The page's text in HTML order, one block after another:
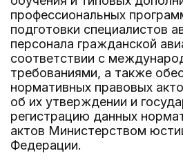
профессиональных
подготовки специалистов
персонала гражданской
соответствии с
требованиями, а также
нормативных правовых
об их утверждении и
регистрацию данных
актов Министерством
Федерации.